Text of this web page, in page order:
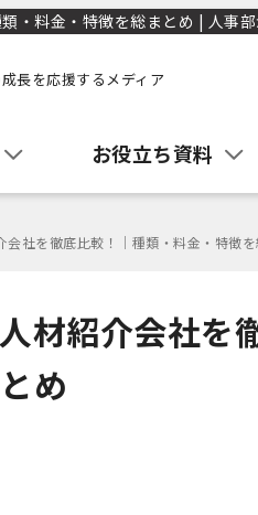
・料金・特徴を総まとめ | 人事
長を応援するメディア
お役立ち資料
会社を徹底比較！｜種類・料金・特徴
材紹介会社を
め